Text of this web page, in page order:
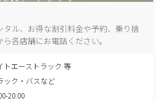
タル、お得な割引料金や予約、乗り捨
各店舗にお電話ください。
トエーストラック 等
ック・バスなど
20:00